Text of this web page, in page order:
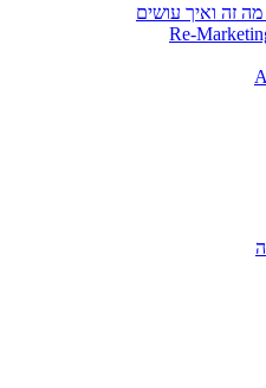
מה זה ואיך עושים